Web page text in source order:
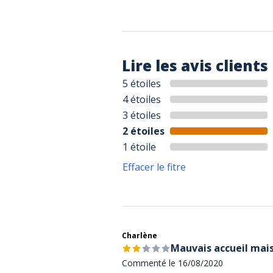
Lire les avis clients
5 étoiles
4 étoiles
3 étoiles
2 étoiles
1 étoile
Effacer le fitre
Charlène
Mauvais accueil
Commenté le 16/08/2020